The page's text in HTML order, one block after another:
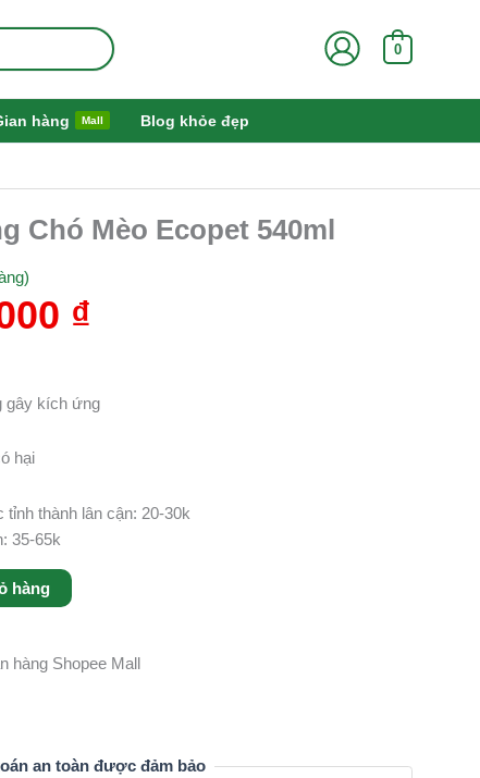
0
hàng Mall Blog khỏe đẹp
Chó Mèo Ecopet 540ml
₫.
₫
Giá
hiện
là:
450.000 ₫.
gây kích ứng
hại
tỉnh thành lân cận: 20-30k
35-65k
hàng
hàng Shopee Mall
an toàn được đảm bảo